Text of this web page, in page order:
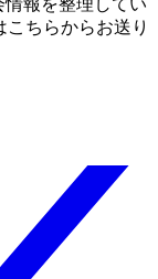
ちらからお送り